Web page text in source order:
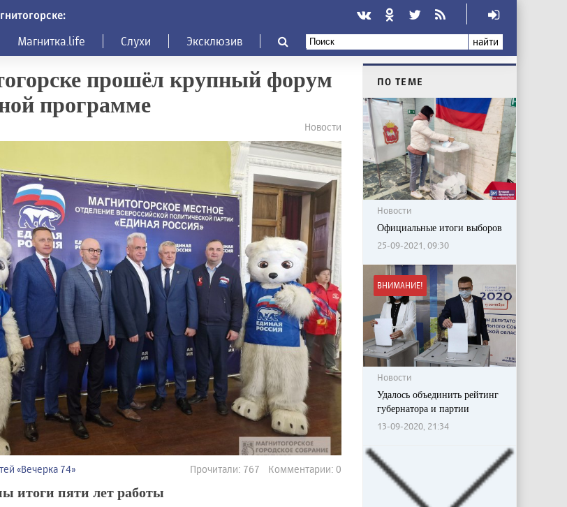
Магнитка.life Слухи Эксклюзив найти
прошёл крупный форум
программе
Новости
«Вечерка 74» Прочитали: 767 Комментарии: 0
итоги пяти лет работы
ПО ТЕМЕ
Новости
Официальные итоги выборов
25-09-2021, 09:30
ВНИМАНИЕ!
Новости
Удалось объединить рейтинг
губернатора и партии
13-09-2020, 21:34